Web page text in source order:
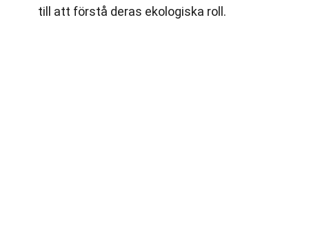
till att förstå deras ekologiska roll.